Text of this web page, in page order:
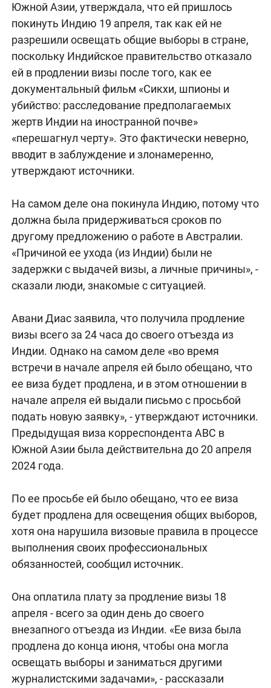
Южной Азии, утверждала, что ей пришлось
покинуть Индию 19 апреля, так как ей не
разрешили освещать общие выборы в стране,
поскольку Индийское правительство отказало
ей в продлении визы после того, как ее
документальный фильм «Сикхи, шпионы и
убийство: расследование предполагаемых
жертв Индии на иностранной почве»
«перешагнул черту». Это фактически неверно,
вводит в заблуждение и злонамеренно,
утверждают источники.
На самом деле она покинула Индию, потому что
должна была придерживаться сроков по
другому предложению о работе в Австралии.
«Причиной ее ухода (из Индии) были не
задержки с выдачей визы, а личные причины», -
сказали люди, знакомые с ситуацией.
Авани Диас заявила, что получила продление
визы всего за 24 часа до своего отъезда из
Индии. Однако на самом деле «во время
встречи в начале апреля ей было обещано, что
ее виза будет продлена, и в этом отношении в
начале апреля ей выдали письмо с просьбой
подать новую заявку», - утверждают источники.
Предыдущая виза корреспондента ABC в
Южной Азии была действительна до 20 апреля
2024 года.
По ее просьбе ей было обещано, что ее виза
будет продлена для освещения общих выборов,
хотя она нарушила визовые правила в процессе
выполнения своих профессиональных
обязанностей, сообщил источник.
Она оплатила плату за продление визы 18
апреля - всего за один день до своего
внезапного отъезда из Индии. «Ее виза была
продлена до конца июня, чтобы она могла
освещать выборы и заниматься другими
журналистскими задачами», - рассказали